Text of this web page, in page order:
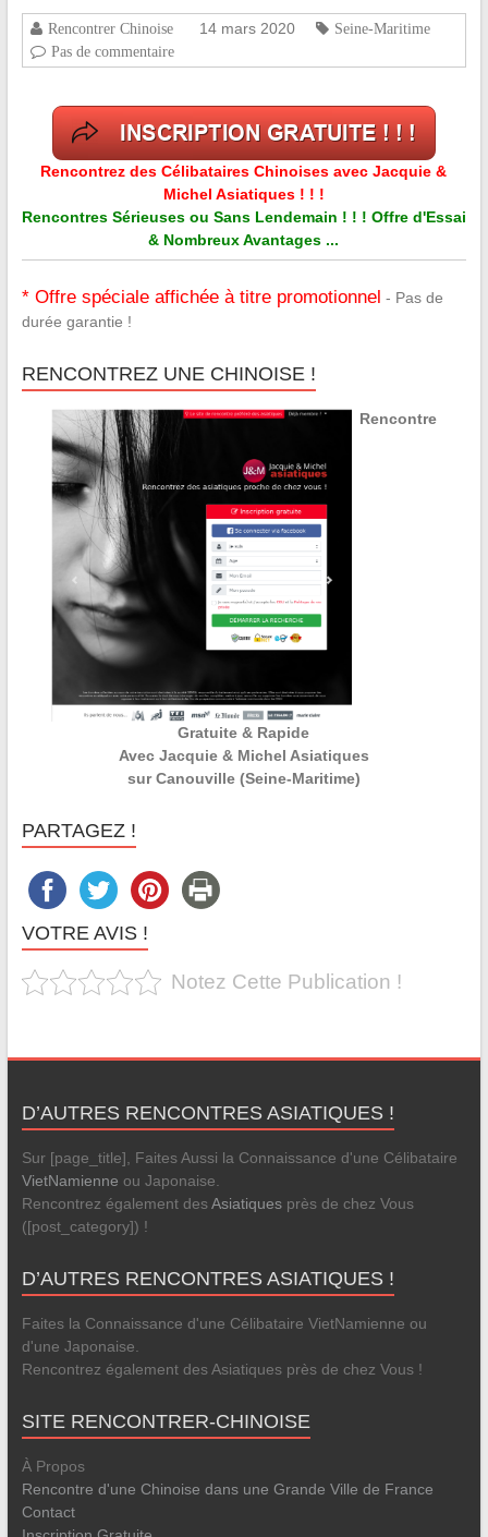
Rencontrer Chinoise 14 mars 2020
Seine-Maritime
Pas de commentaire
Rencontrez des Célibataires Chinoises avec Jacquie &
Michel Asiatiques ! ! !
Rencontres Sérieuses ou Sans Lendemain ! ! ! Offre d'Essai
& Nombreux Avantages ...
* Offre spéciale affichée à titre promotionnel - Pas de
durée garantie !
RENCONTREZ UNE CHINOISE !
Rencontre
Gratuite & Rapide
Avec Jacquie & Michel Asiatiques
sur Canouville (Seine-Maritime)
PARTAGEZ !
VOTRE AVIS !
Notez Cette Publication !
D’AUTRES RENCONTRES ASIATIQUES !
Sur [page_title], Faites Aussi la Connaissance d'une Célibataire
VietNamienne ou Japonaise.
Rencontrez également desAsiatiquesprès de chez Vous
([post_category]) !
D’AUTRES RENCONTRES ASIATIQUES !
Faites la Connaissance d'une Célibataire VietNamienne ou
d'une Japonaise.
Rencontrez également des Asiatiques près de chez Vous !
SITE RENCONTRER-CHINOISE
À Propos
Rencontre d'une Chinoise dans une Grande Ville de France
Contact